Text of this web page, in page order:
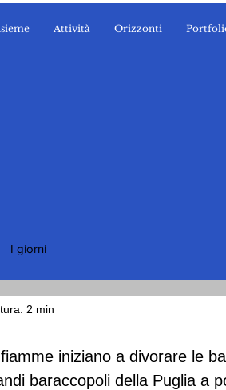
Attività Orizzonti
I giorni
2 min
iniziano a divorare le
baraccopoli della Puglia a